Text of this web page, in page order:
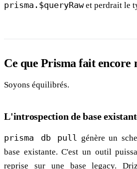
prisma.$queryRawet perdrait le
Ce que Prisma fait encore
Soyons équilibrés.
L'introspection de base
prisma db pull génère un
base existante. C'est un outil
reprise sur une base legacy.